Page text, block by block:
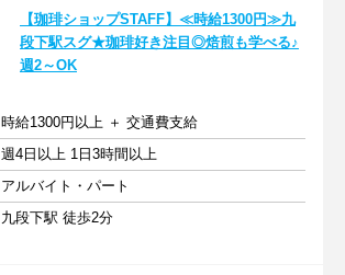
【珈琲ショップSTAFF】≪時給1300円≫九
段下駅スグ★珈琲好き注目◎焙煎も学べる♪
週2～OK
時給1300円以上 ＋ 交通費支給
週4日以上 1日3時間以上
アルバイト・パート
九段下駅 徒歩2分